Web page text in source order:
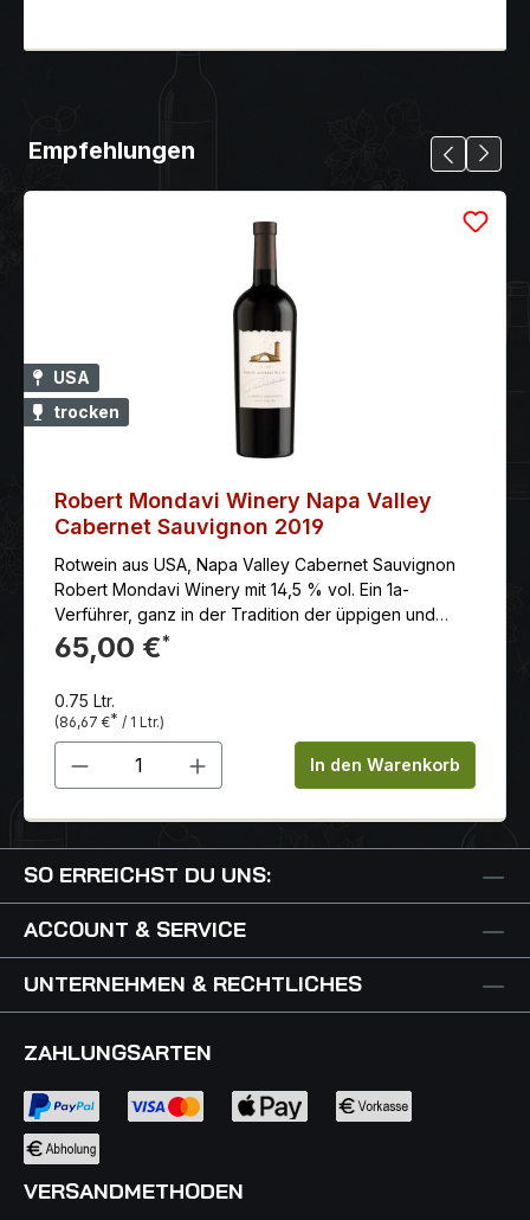
Empfehlungen
USA
trocken
Robert Mondavi Winery Napa Valley
Cabernet Sauvignon 2019
Rotwein aus USA, Napa Valley Cabernet Sauvignon
Robert Mondavi Winery mit 14,5 % vol. Ein 1a-
Verführer, ganz in der Tradition der üppigen und
zugleich hocheleganten Napa Valley- Cabernet
Sauvignon von Robert Mondavi.
65,00 €*
0.75 Ltr.
(86,67 €* / 1 Ltr.)
Produkt Anzahl: Gib denIn den Warenkorb
SO ERREICHST DU UNS:
ACCOUNT & SERVICE
UNTERNEHMEN & RECHTLICHES
ZAHLUNGSARTEN
VERSANDMETHODEN